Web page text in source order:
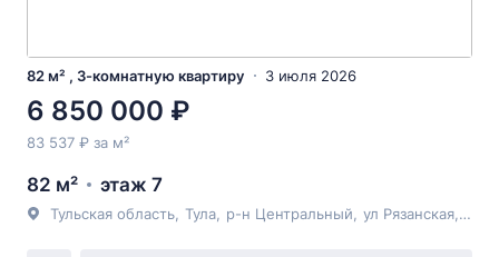
82 м² , 3-комнатную квартиру 3 июля 2026
6 850 000 ₽
83 537 ₽ за м²
82 м² этаж 7
Тульская область Тула р-н Центральный ул Рязанская